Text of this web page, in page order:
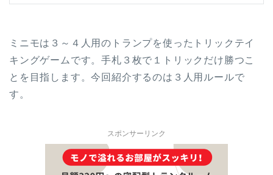
ミニモは３～４人用のトランプを使ったトリックテイ
キングゲームです。手札３枚で１トリックだけ勝つこ
とを目指します。今回紹介するのは３人用ルールで
す。
スポンサーリンク